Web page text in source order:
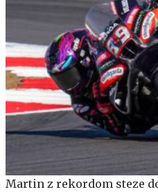
Martin z rekordom steze